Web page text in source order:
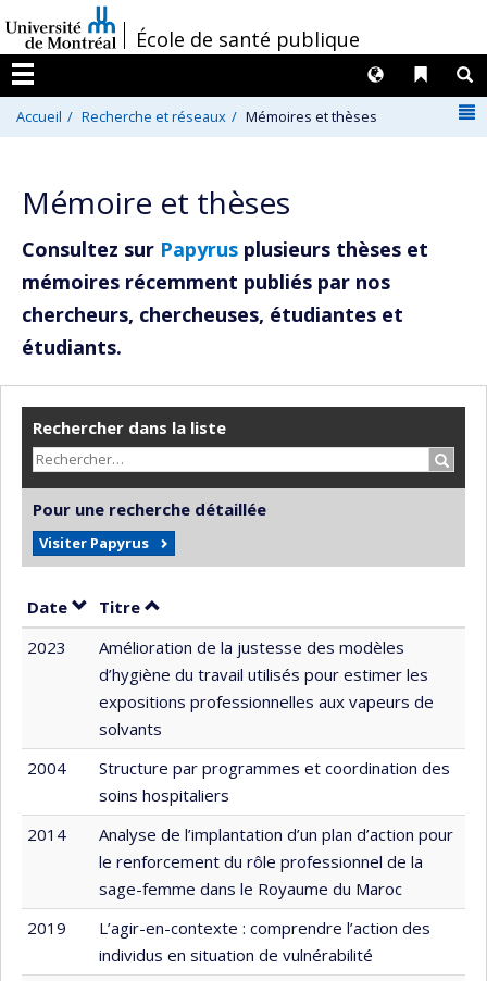
au
contenu
/École de santé publique
Menu
Liens
Langues
Accueil Recherche et réseaux Mémoires et thèses
Mémoire et thèses
Consultez sur Papyrus plusieurs thèses et
mémoires récemment publiés par nos
chercheurs, chercheuses, étudiantes et
étudiants.
Rechercher dans la liste
Pour une recherche détaillée
Visiter Papyrus
Date Trier par date en ordre croissant
Titre Trier par titre en ordre croissant
2023
Amélioration de la justesse des modèles
d’hygiène du travail utilisés pour estimer les
expositions professionnelles aux vapeurs de
solvants
2004
Structure par programmes et coordination des
soins hospitaliers
2014
Analyse de l’implantation d’un plan d’action pour
le renforcement du rôle professionnel de la
sage-femme dans le Royaume du Maroc
2019
L’agir-en-contexte : comprendre l’action des
individus en situation de vulnérabilité